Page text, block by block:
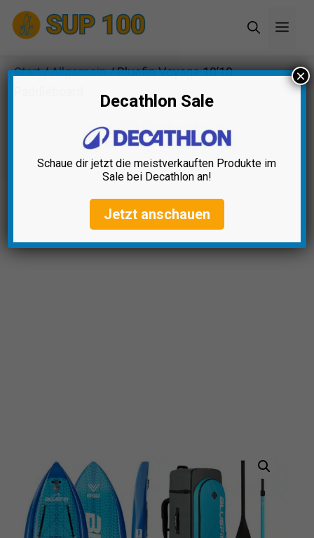
Zum
Inhalt
Start/Allgemein/ Bluefin Voyage 10’10
Decathlon Sale
Schaue dir jetzt die meistverkauften Produkte im
Sale bei Decathlon an!
Jetzt anschauen
×